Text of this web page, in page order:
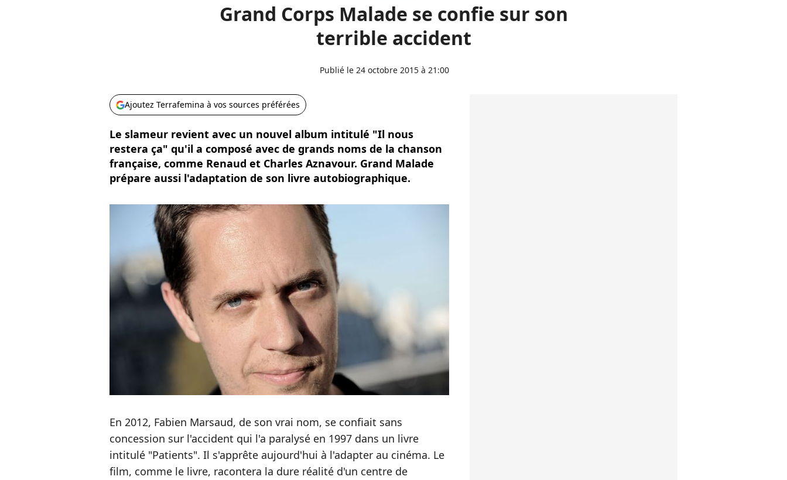
Grand Corps Malade se confie sur son
terrible accident
Publié le 24 octobre 2015 à 21:00
Ajoutez Terrafemina à vos sources préférées
Le slameur revient avec un nouvel album intitulé "Il nous
restera ça" qu'il a composé avec de grands noms de la chanson
française, comme Renaud et Charles Aznavour. Grand Malade
prépare aussi l'adaptation de son livre autobiographique.
En 2012, Fabien Marsaud, de son vrai nom, se confiait sans
concession sur l'accident qui l'a paralysé en 1997 dans un livre
intitulé "Patients". Il s'apprête aujourd'hui à l'adapter au cinéma. Le
film, comme le livre, racontera la dure réalité d'un centre de